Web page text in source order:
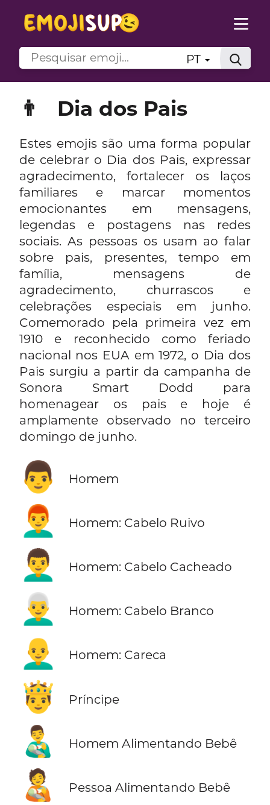
PT
👨 Dia dos Pais
Estes emojis são uma forma popular
de celebrar o Dia dos Pais, expressar
agradecimento, fortalecer os laços
familiares e marcar momentos
emocionantes em mensagens,
legendas e postagens nas redes
sociais. As pessoas os usam ao falar
sobre pais, presentes, tempo em
família, mensagens de
agradecimento, churrascos e
celebrações especiais em junho.
Comemorado pela primeira vez em
1910 e reconhecido como feriado
nacional nos EUA em 1972, o Dia dos
Pais surgiu a partir da campanha de
Sonora Smart Dodd para
homenagear os pais e hoje é
amplamente observado no terceiro
domingo de junho.
👨 Homem
👨‍🦰 Homem: Cabelo Ruivo
👨‍🦱 Homem: Cabelo Cacheado
👨‍🦳 Homem: Cabelo Branco
👨‍🦲 Homem: Careca
🤴 Príncipe
👨‍🍼 Homem Alimentando Bebê
🧑‍🍼 Pessoa Alimentando Bebê